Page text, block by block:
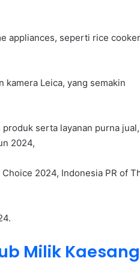
appliances, seperti rice
kamera Leica, yang semakin
serta layanan purna
2024,
2024, Indonesia PR of
Milik